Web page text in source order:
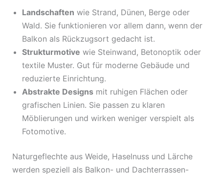
Landschaften wie Strand, Dünen, Berge oder
Wald. Sie funktionieren vor allem dann, wenn der
Balkon als Rückzugsort gedacht ist.
Strukturmotive wie Steinwand, Betonoptik oder
textile Muster. Gut für moderne Gebäude und
reduzierte Einrichtung.
Abstrakte Designsmit ruhigen Flächen oder
grafischen Linien. Sie passen zu klaren
Möblierungen und wirken weniger verspielt als
Fotomotive.
Naturgeflechte aus Weide, Haselnuss und Lärche
werden speziell als Balkon- und Dachterrassen-